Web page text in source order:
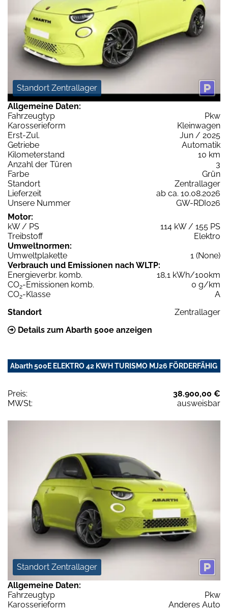
Standort Zentrallager
Allgemeine Daten:
Fahrzeugtyp
Pkw
Karosserieform
Kleinwagen
Erst-Zul.
Jun / 2025
Getriebe
Automatik
Kilometerstand
10 km
Anzahl der Türen
3
Farbe
Grün
Standort
Zentrallager
Lieferzeit
ab ca. 10.08.2026
Unsere Nummer
GW-RDI026
Motor:
kW / PS
114 kW / 155 PS
Treibstoff
Elektro
Umweltnormen:
Umweltplakette
1 (None)
Verbrauch und Emissionen nach WLTP:
Energieverbr. komb.
18,1 kWh/100km
CO2-Emissionen komb.
0 g/km
CO2-Klasse
A
Standort
Zentrallager
Details zum Abarth 500e anzeigen
Abarth 500E ELEKTRO 42 KWH TURISMO MJ26 FÖRDERFÄHIG
Preis:
38.900,00 €
MWSt:
ausweisbar
Standort Zentrallager
Allgemeine Daten:
Fahrzeugtyp
Pkw
Karosserieform
Anderes Auto